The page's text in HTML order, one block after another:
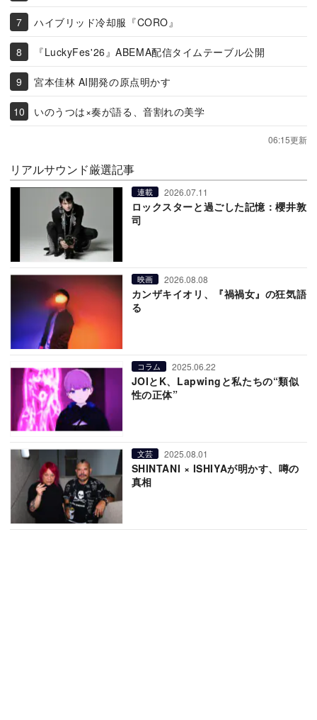
ハイブリッド冷却服『CORO』
『LuckyFes'26』ABEMA配信タイムテーブル公開
宮本佳林 AI開発の原点明かす
いのうつは×奏が語る、音割れの美学
06:15更新
リアルサウンド厳選記事
連載 2026.07.11
ロックスターと過ごした記憶：櫻井敦
司
映画 2026.08.08
カンザキイオリ、『禍禍女』の狂気語
る
コラム 2025.06.22
JOIとK、Lapwingと私たちの“類似
性の正体”
文芸 2025.08.01
SHINTANI × ISHIYAが明かす、噂の
真相